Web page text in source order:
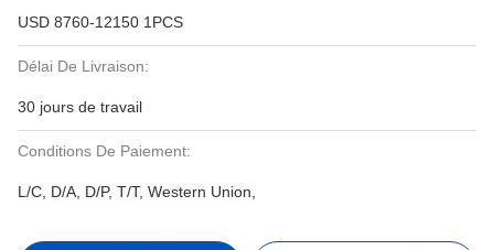
USD 8760-12150 1PCS
Délai De Livraison:
30 jours de travail
Conditions De Paiement:
L/C, D/A, D/P, T/T, Western Union,